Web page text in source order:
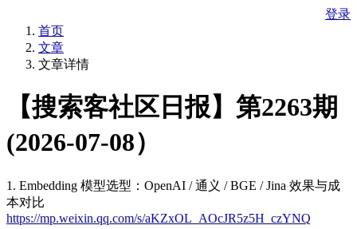
登录
首页
文章
文章详情
【搜索客社区日报】第2263期
(2026-07-08）
1. Embedding 模型选型：OpenAI / 通义 / BGE / Jina 效果与成
本对比
https://mp.weixin.qq.com/s/aKZxOL_AOcJR5z5H_czYNQ